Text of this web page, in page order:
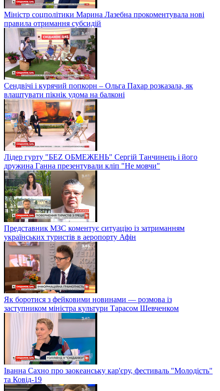
Міністр соцполітики Марина Лазебна прокоментувала нові
правила отримання субсидій
Сендвічі і курячий попкорн – Ольга Пахар розказала, як
влаштувати пікнік удома на балконі
Лідер гурту "БЕZ ОБМЕЖЕНЬ" Сергій Танчинець і його
дружина Ганна презентували кліп "Не мовчи"
Представник МЗС коментує ситуацію із затриманням
українських туристів в аеропорту Афін
Як боротися з фейковими новинами — розмова із
заступником міністра культури Тарасом Шевченком
Іванна Сахно про заокеанську кар'єру, фестиваль "Молодість"
та Ковід-19